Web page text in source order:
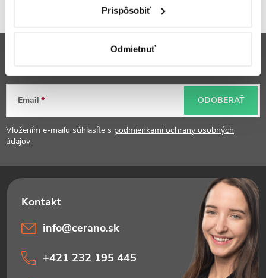
Prispôsobiť
Odmietnuť
Zobraziť recenzie
á
p
ä
i
e
Odoberať newsletter
Email
Vložením e-mailu súhlasíte s podmienkami ochrany osobných
údajov
ODOBERAŤ
info@cerano.sk
+421 232 195 445